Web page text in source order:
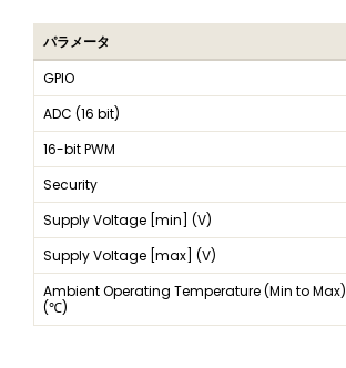
パラメータ
GPIO
ADC (16 bit)
16-bit PWM
Security
Supply Voltage [min] (V)
Supply Voltage [max] (V)
Ambient Operating Temperature (Min to Max)
(℃)